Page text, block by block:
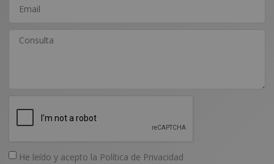
He leído y acepto la Política de Privacidad